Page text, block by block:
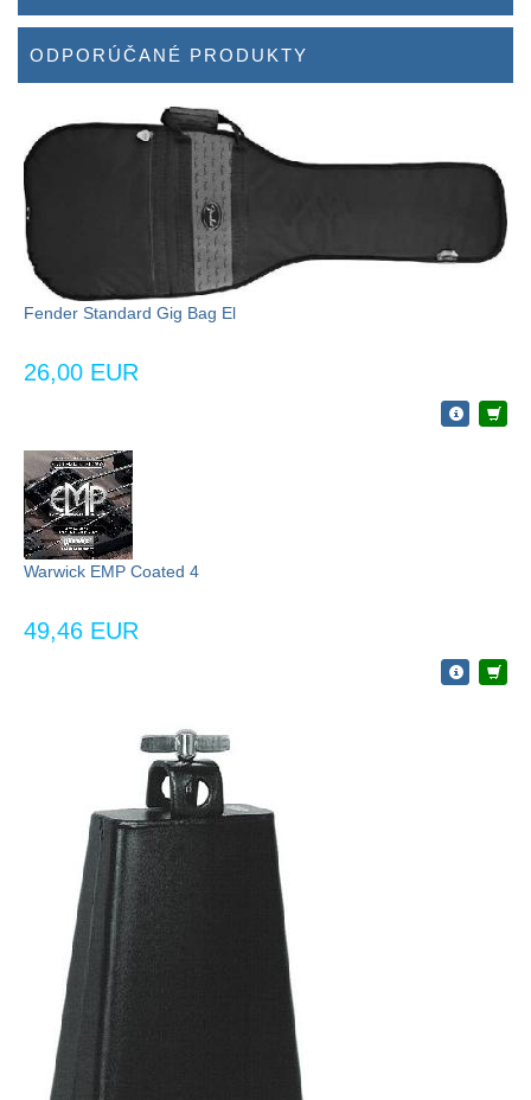
ODPORÚČANÉ PRODUKTY
Fender Standard Gig Bag El
26,00 EUR
Warwick EMP Coated 4
49,46 EUR